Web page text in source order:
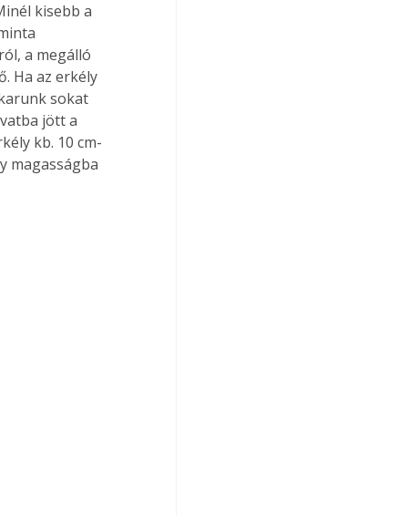
kisebb a
a megálló
Ha az erkély
sokat
jött a
kb. 10 cm-
magasságba